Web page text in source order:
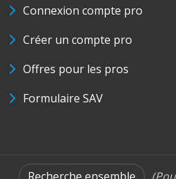
Connexion compte pro
Créer un compte pro
Offres pour les pros
Formulaire SAV